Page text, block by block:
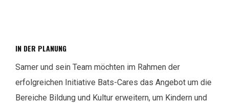
IN DER PLANUNG
Samer und sein Team möchten im Rahmen der
erfolgreichen Initiative Bats-Cares das Angebot um die
Bereiche Bildung und Kultur erweitern, um Kindern und